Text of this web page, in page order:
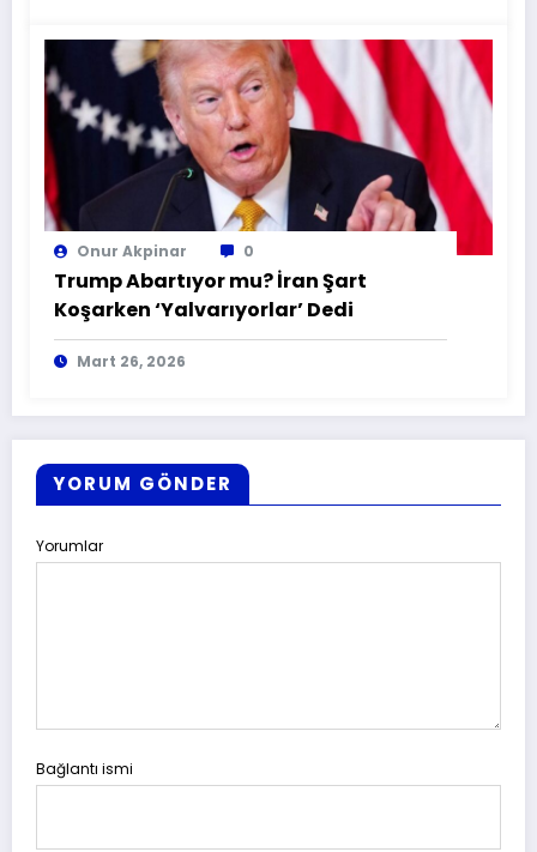
Onur Akpinar 0
Trump Abartıyor mu? İran Şart
Koşarken ‘Yalvarıyorlar’ Dedi
Mart 26, 2026
YORUM GÖNDER
Yorumlar
Bağlantı ismi